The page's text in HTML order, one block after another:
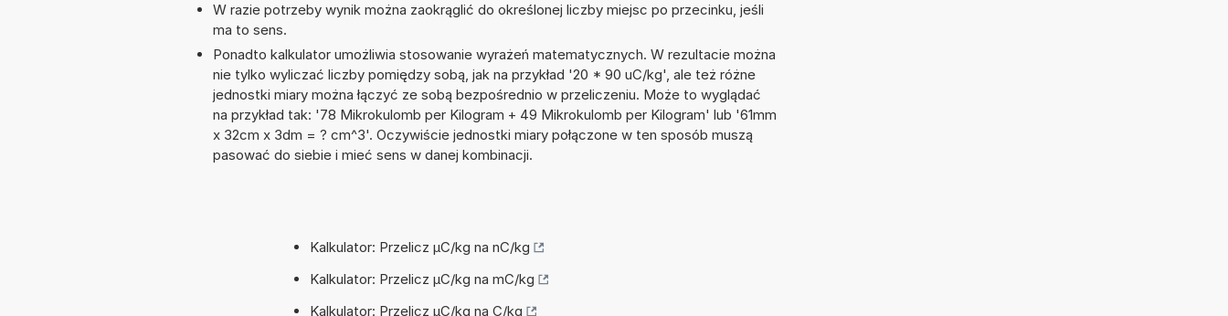
W razie potrzeby wynik można zaokrąglić do określonej liczby miejsc po przecinku, jeśli
ma to sens.
Ponadto kalkulator umożliwia stosowanie wyrażeń matematycznych. W rezultacie można
nie tylko wyliczać liczby pomiędzy sobą, jak na przykład '20 * 90 uC/kg', ale też różne
jednostki miary można łączyć ze sobą bezpośrednio w przeliczeniu. Może to wyglądać
na przykład tak: '78 Mikrokulomb per Kilogram + 49 Mikrokulomb per Kilogram' lub '61mm
x 32cm x 3dm = ? cm^3'. Oczywiście jednostki miary połączone w ten sposób muszą
pasować do siebie i mieć sens w danej kombinacji.
Kalkulator: Przelicz µC/kg na nC/kg
Kalkulator: Przelicz µC/kg na mC/kg
Kalkulator: Przelicz µC/kg na C/kg